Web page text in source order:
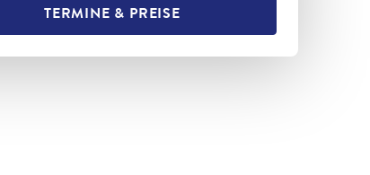
TERMINE & PREISE